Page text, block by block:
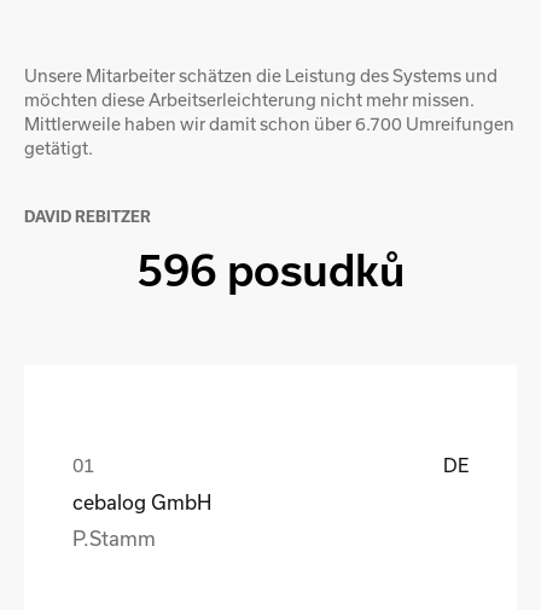
Unsere Mitarbeiter schätzen die Leistung des Systems und
möchten diese Arbeitserleichterung nicht mehr missen.
Mittlerweile haben wir damit schon über 6.700 Umreifungen
getätigt.
DAVID REBITZER
596 posudků
DE
cebalog GmbH
P.Stamm